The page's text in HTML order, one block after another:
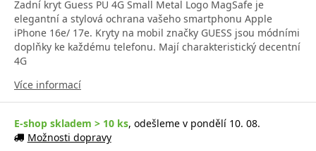
Zadní kryt Guess PU 4G Small Metal Logo MagSafe je
elegantní a stylová ochrana vašeho smartphonu Apple
iPhone 16e/ 17e. Kryty na mobil značky GUESS jsou módními
doplňky ke každému telefonu. Mají charakteristický decentní
4G
Více informací
E-shop skladem > 10 ks, odešleme v pondělí 10. 08.
Možnosti dopravy